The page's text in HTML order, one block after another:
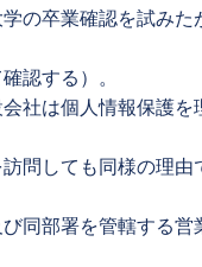
の卒業確認を試みた
認する）。
社は個人情報保護
問しても同様の理由
同部署を管轄する